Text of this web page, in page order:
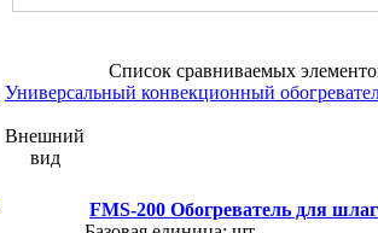
Список сравниваемых
Универсальный конвекционный
Внешний
вид
FMS-200 Обогреватель для